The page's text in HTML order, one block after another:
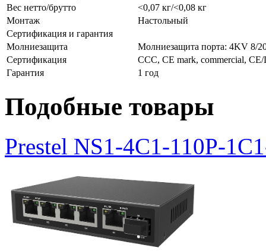
Вес нетто/брутто
<0,07 кг/<0,08 кг
Монтаж
Настольный
Сертификация и гарантия
Молниезащита
Молниезащита порта: 4KV 8/
Сертификация
CCC, CE mark, commercial,
Гарантия
1 год
Подобные товары
Prestel NS1-4C1-110P-